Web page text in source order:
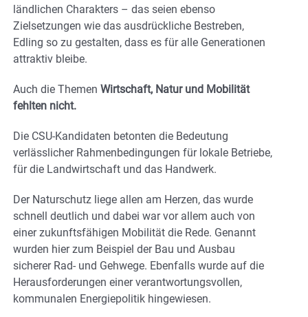
ländlichen Charakters – das seien ebenso
Zielsetzungen wie das ausdrückliche Bestreben,
Edling so zu gestalten, dass es für alle Generationen
attraktiv bleibe.
Auch die Themen Wirtschaft, Natur und Mobilität
fehlten nicht.
Die CSU-Kandidaten betonten die Bedeutung
verlässlicher Rahmenbedingungen für lokale Betriebe,
für die Landwirtschaft und das Handwerk.
Der Naturschutz liege allen am Herzen, das wurde
schnell deutlich und dabei war vor allem auch von
einer zukunftsfähigen Mobilität die Rede. Genannt
wurden hier zum Beispiel der Bau und Ausbau
sicherer Rad- und Gehwege. Ebenfalls wurde auf die
Herausforderungen einer verantwortungsvollen,
kommunalen Energiepolitik hingewiesen.